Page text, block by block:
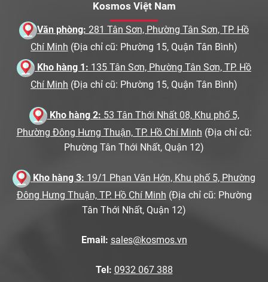
Kosmos Việt Nam
Văn phòng: 281 Tân Sơn, Phường Tân Sơn, TP. Hồ
Chí Minh (Địa chỉ cũ: Phường 15, Quận Tân Bình)
Kho hàng 1: 135 Tân Sơn, Phường Tân Sơn, TP. Hồ
Chí Minh (Địa chỉ cũ: Phường 15, Quận Tân Bình)
Kho hàng 2: 53 Tân Thới Nhất 08, Khu phố 5,
Phường Đông Hưng Thuận, TP. Hồ Chí Minh (Địa chỉ cũ:
Phường Tân Thới Nhất, Quận 12)
Kho hàng 3: 19/1 Phan Văn Hớn, Khu phố 5, Phường
Đông Hưng Thuận, TP. Hồ Chí Minh (Địa chỉ cũ: Phường
Tân Thới Nhất, Quận 12)
Email: sales@kosmos.vn
Tel: 0932 067 388